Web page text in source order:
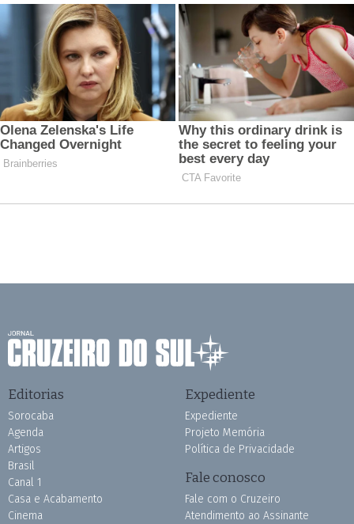
Editorias
Sorocaba
Agenda
Artigos
Brasil
Canal 1
Casa e Acabamento
Cinema
Expediente
Expediente
Projeto Memória
Política de Privacidade
Fale conosco
Fale com o Cruzeiro
Atendimento ao Assinante